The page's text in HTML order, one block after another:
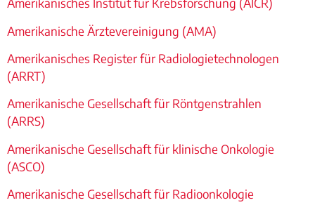
Amerikanische Ärztevereinigung (AMA)
Amerikanisches Register für Radiologietechnologen
(ARRT)
Amerikanische Gesellschaft für Röntgenstrahlen
(ARRS)
Amerikanische Gesellschaft für klinische Onkologie
(ASCO)
Amerikanische Gesellschaft für Radioonkologie